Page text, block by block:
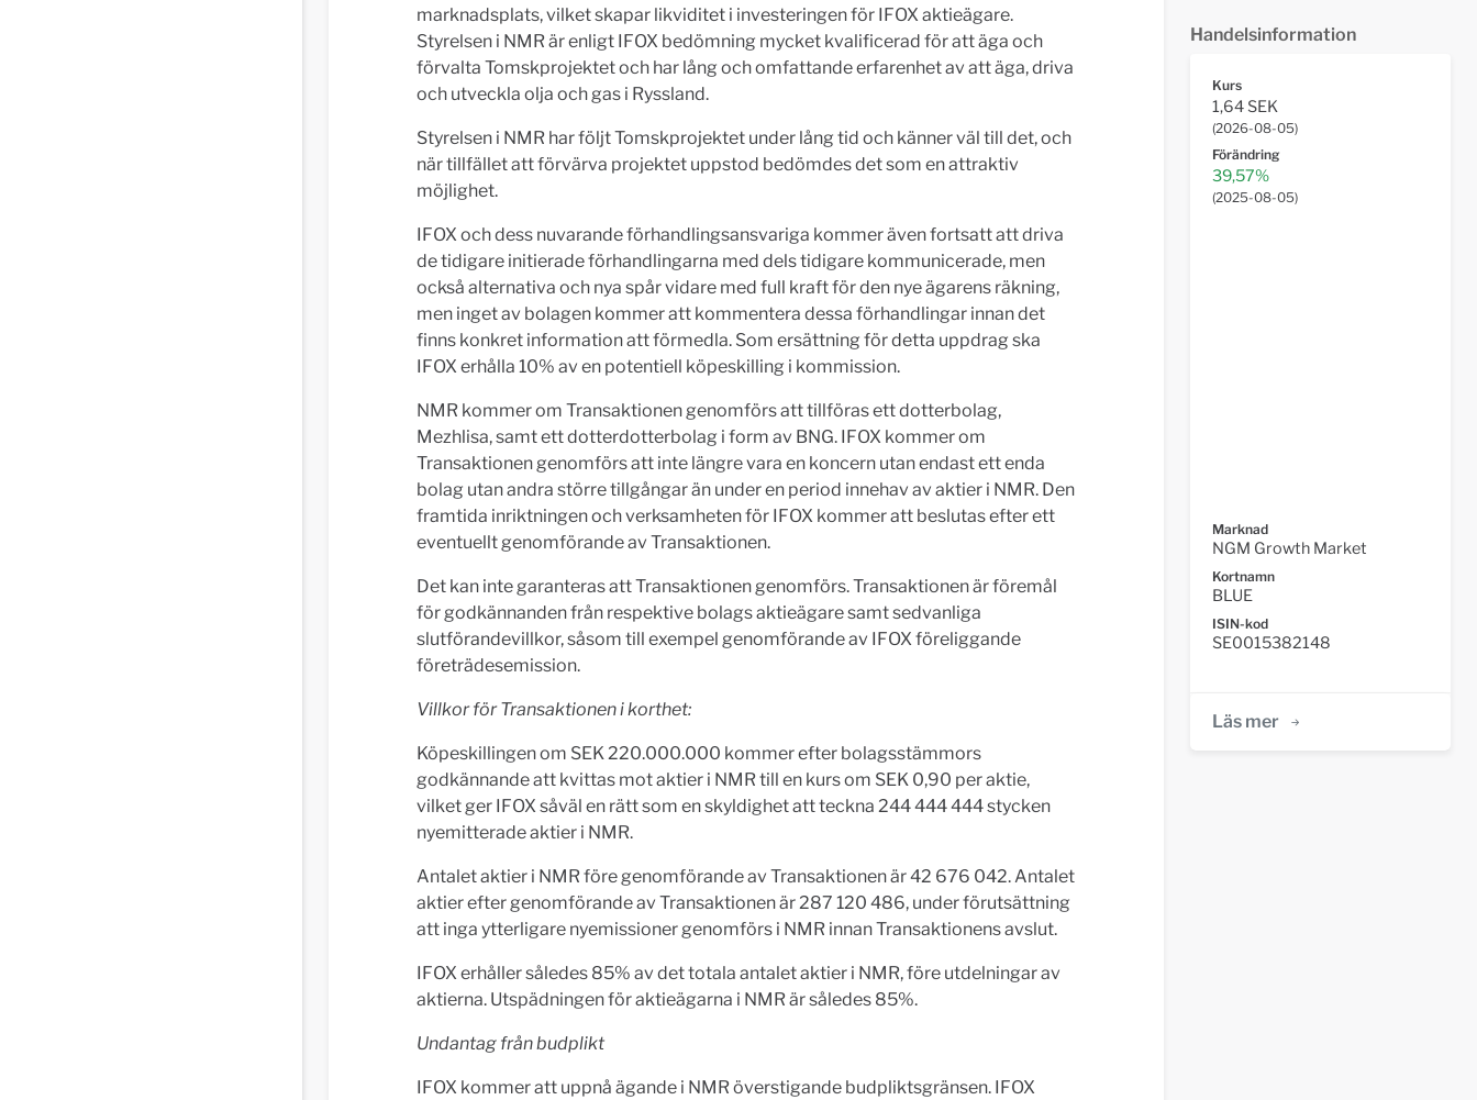
marknadsplats, vilket skapar likviditet i investeringen för IFOX aktieägare.
Styrelsen i NMR är enligt IFOX bedömning mycket kvalificerad för att äga och
förvalta Tomskprojektet och har lång och omfattande erfarenhet av att äga, driva
och utveckla olja och gas i Ryssland.
Styrelsen i NMR har följt Tomskprojektet under lång tid och känner väl till det, och
när tillfället att förvärva projektet uppstod bedömdes det som en attraktiv
möjlighet.
IFOX och dess nuvarande förhandlingsansvariga kommer även fortsatt att driva
de tidigare initierade förhandlingarna med dels tidigare kommunicerade, men
också alternativa och nya spår vidare med full kraft för den nye ägarens räkning,
men inget av bolagen kommer att kommentera dessa förhandlingar innan det
finns konkret information att förmedla. Som ersättning för detta uppdrag ska
IFOX erhålla 10% av en potentiell köpeskilling i kommission.
NMR kommer om Transaktionen genomförs att tillföras ett dotterbolag,
Mezhlisa, samt ett dotterdotterbolag i form av BNG. IFOX kommer om
Transaktionen genomförs att inte längre vara en koncern utan endast ett enda
bolag utan andra större tillgångar än under en period innehav av aktier i NMR. Den
framtida inriktningen och verksamheten för IFOX kommer att beslutas efter ett
eventuellt genomförande av Transaktionen.
Det kan inte garanteras att Transaktionen genomförs. Transaktionen är föremål
för godkännanden från respektive bolags aktieägare samt sedvanliga
slutförandevillkor, såsom till exempel genomförande av IFOX föreliggande
företrädesemission.
Villkor för Transaktionen i korthet:
Köpeskillingen om SEK 220.000.000 kommer efter bolagsstämmors
godkännande att kvittas mot aktier i NMR till en kurs om SEK 0,90 per aktie,
vilket ger IFOX såväl en rätt som en skyldighet att teckna 244 444 444 stycken
nyemitterade aktier i NMR.
Antalet aktier i NMR före genomförande av Transaktionen är 42 676 042. Antalet
aktier efter genomförande av Transaktionen är 287 120 486, under förutsättning
att inga ytterligare nyemissioner genomförs i NMR innan Transaktionens avslut.
IFOX erhåller således 85% av det totala antalet aktier i NMR, före utdelningar av
aktierna. Utspädningen för aktieägarna i NMR är således 85%.
Undantag från budplikt
IFOX kommer att uppnå ägande i NMR överstigande budpliktsgränsen. IFOX
Handelsinformation
Kurs
1,64 SEK
(2026-08-05)
Förändring
39,57%
(2025-08-05)
Marknad
NGM Growth Market
Kortnamn
BLUE
ISIN-kod
SE0015382148
Läs mer